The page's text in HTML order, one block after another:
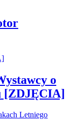
o
[ZDJĘCIA]